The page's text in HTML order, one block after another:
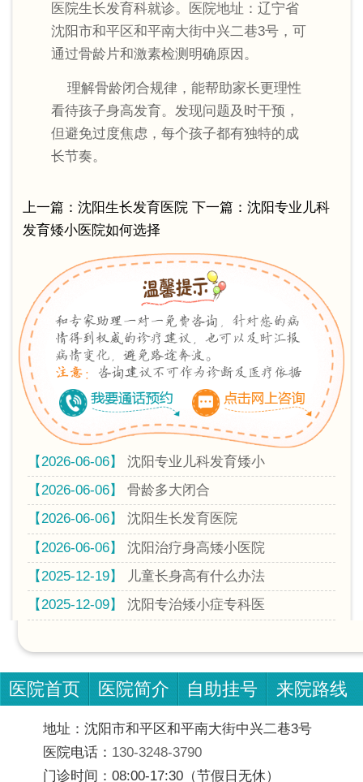
医院生长发育科就诊。医院地址：辽宁省
沈阳市和平区和平南大街中兴二巷3号，可
通过骨龄片和激素检测明确原因。
理解骨龄闭合规律，能帮助家长更理性
看待孩子身高发育。发现问题及时干预，
但避免过度焦虑，每个孩子都有独特的成
长节奏。
上一篇： 沈阳生长发育医院 下一篇： 沈阳专业儿科
发育矮小医院如何选择
【2026-06-06】
沈阳专业儿科发育矮小
【2026-06-06】
骨龄多大闭合
【2026-06-06】
沈阳生长发育医院
【2026-06-06】
沈阳治疗身高矮小医院
【2025-12-19】
儿童长身高有什么办法
【2025-12-09】
沈阳专治矮小症专科医
医院首页 医院简介 自助挂号 来院路线
地址：沈阳市和平区和平南大街中兴二巷3号
医院电话： 130-3248-3790
门诊时间：08:00-17:30（节假日无休）